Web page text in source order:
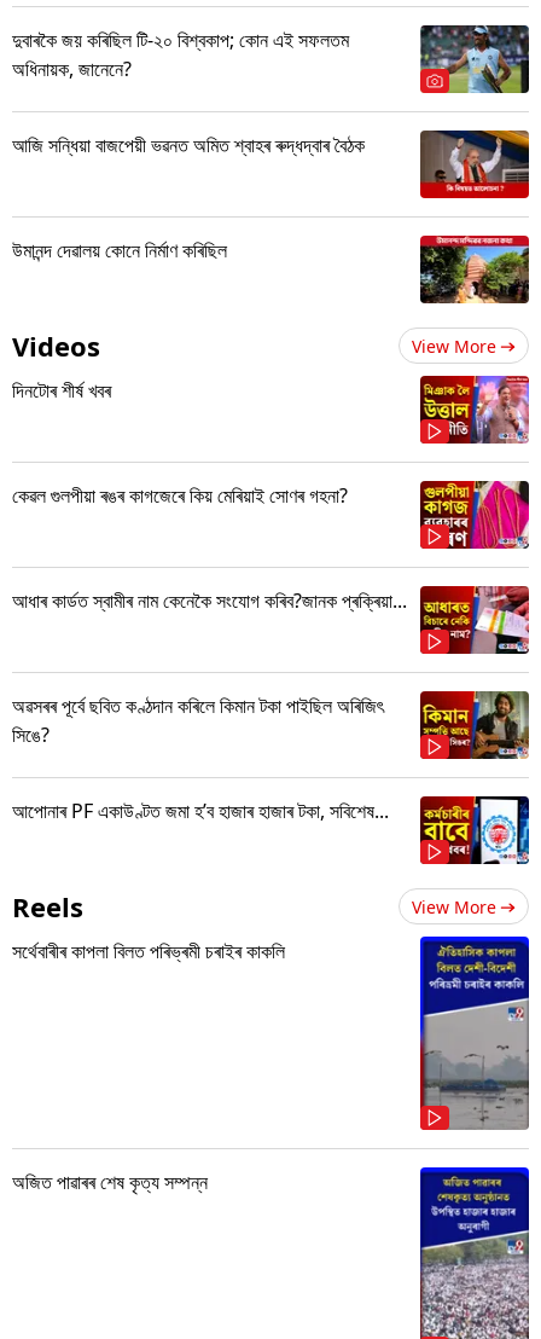
দুবাৰকৈ জয় কৰিছিল টি-২০ বিশ্বকাপ; কোন এই সফলতম
অধিনায়ক, জানেনে?
আজি সন্ধিয়া বাজপেয়ী ভৱনত অমিত শ্বাহৰ ৰুদ্ধদ্বাৰ বৈঠক
উমানন্দ দেৱালয় কোনে নিৰ্মাণ কৰিছিল
Videos View More
দিনটোৰ শীৰ্ষ খবৰ
কেৱল গুলপীয়া ৰঙৰ কাগজেৰে কিয় মেৰিয়াই সোণৰ গহনা?
আধাৰ কাৰ্ডত স্বামীৰ নাম কেনেকৈ সংযোগ কৰিব?জানক প্ৰক্ৰিয়া...
অৱসৰৰ পূৰ্বে ছবিত কণ্ঠদান কৰিলে কিমান টকা পাইছিল অৰিজিৎ
সিঙে?
আপোনাৰ PF একাউণ্টত জমা হ’ব হাজাৰ হাজাৰ টকা, সবিশেষ...
Reels View More
সৰ্থেবাৰীৰ কাপলা বিলত পৰিভ্ৰমী চৰাইৰ কাকলি
অজিত পাৱাৰৰ শেষ কৃত্য সম্পন্ন